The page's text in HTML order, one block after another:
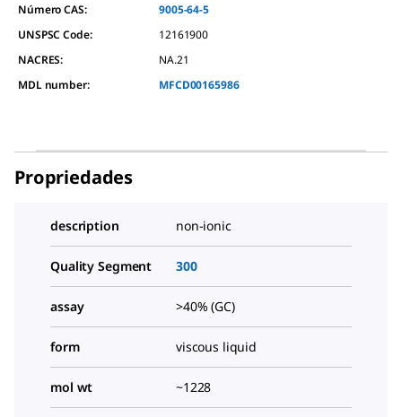
Número CAS:
9005-64-5
UNSPSC Code:
12161900
NACRES:
NA.21
MDL number:
MFCD00165986
Propriedades
description non-ionic
Quality Segment 300
assay >40% (GC)
form viscous liquid
mol wt ~1228